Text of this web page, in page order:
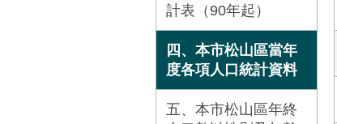
計表（90年起）
四、本市松山區當年
度各項人口統計資料
五、本市松山區年終